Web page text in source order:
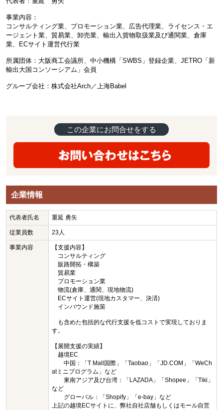
事業内容：
コンサルティング業、プロモーション業、広告代理業、ライセンス・エ
ージェント業、貿易業、卸売業、輸出入貨物取扱業及び通関業、倉庫
業、ECサイト運営代行業
所属団体：大阪商工会議所、中小機構「SWBS」登録企業、JETRO「新
輸出大国コンソーシアム」会員
グループ会社：株式会社Arch／上海Babel
この企業にお問合せをする
企業情報
代表者氏名 重延 勇矢
従業員数 23人
事業内容
【支援内容】
コンサルティング
販路開拓・構築
貿易業
プロモーション業
物流(倉庫、通関、現地物流)
ECサイト運営(現地カスタマー、決済)
インバウンド施策
も含めた包括的な代行支援を低コストで実現しておりま
す。
【展開支援の実績】
越境EC
中国：「T Mall国際」「Taobao」「JD.COM」「WeCh
atミニプログラム」など
東南アジア及び台湾：「LAZADA」「Shopee」「Tiki」
など
グローバル：「Shopify」「e-bay」など
上記の越境ECサイトに、弊社自社店舗もしくはモール自営